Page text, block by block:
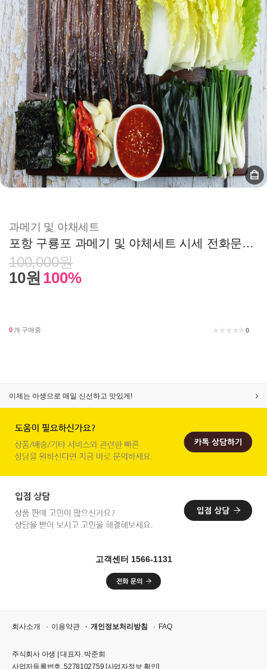
과메기 및 야채세트
포항 구룡포 과메기 및 야체세트 시세 전화문의 010-9074-8877
100,000원
10원 100%
0 개 구매중 0
우리 땅, 우리 농산물로 시작하는 아름다운생활
고객센터 1566-1131
회사소개 이용약관 개인정보처리방침 FAQ
주식회사 아생 | 대표자. 박준희
사업자등록번호. 5278102759 [사업자정보 확인]